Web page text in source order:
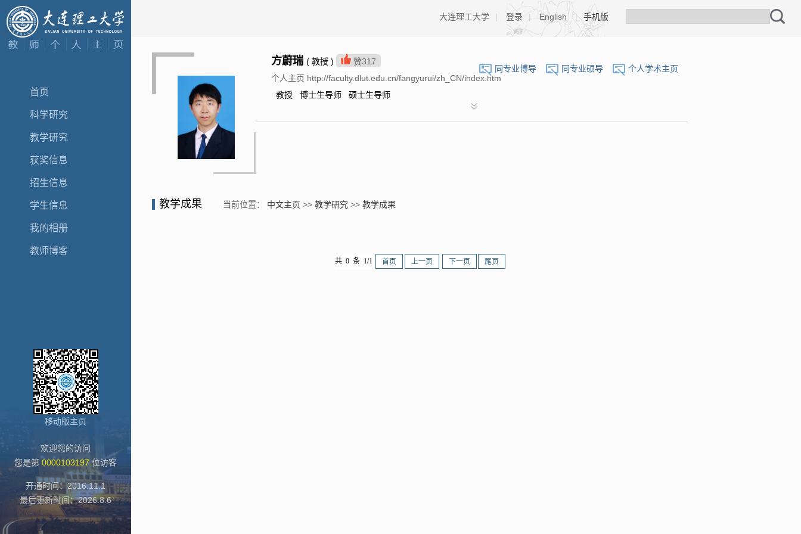
首页
科学研究
教学研究
获奖信息
招生信息
学生信息
我的相册
教师博客
移动版主页
欢迎您的访问
您是第 0000103197位访客
开通时间：2016.11.1
最后更新时间：2026.8.6
大连理工大学 | 登录 | English | 手机版
同专业博导 同专业硕导 个人学术主页
方蔚瑞 ( 教授 ) 赞317
个人主页 http://faculty.dlut.edu.cn/fangyurui/zh_CN/index.htm
教授 博士生导师 硕士生导师
教学成果 当前位置： 中文主页 >> 教学研究 >> 教学成果
共 0 条 1/1 首页 上一页 下一页 尾页